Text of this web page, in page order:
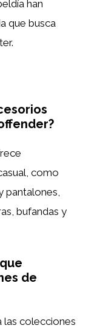
han
que busca
como
pantalones,
bufandas y
de
las colecciones